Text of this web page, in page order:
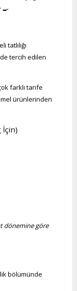
tatlılığı
tercih edilen
farklı tarife
ürünlerinden
İçin)
dönemine göre
bölümünde